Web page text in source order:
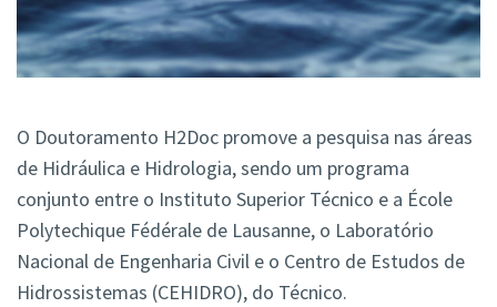
O Doutoramento H2Doc promove a pesquisa nas áreas
de Hidráulica e Hidrologia, sendo um programa
conjunto entre o Instituto Superior Técnico e a École
Polytechique Fédérale de Lausanne, o Laboratório
Nacional de Engenharia Civil e o Centro de Estudos de
Hidrossistemas (CEHIDRO), do Técnico.